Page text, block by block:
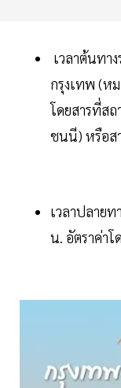
เวลาต้นทา
กรุงเทพ (ห
โดยสารที่ส
ชนนี) หรือส
เวลาปลายท
น. อัตราค่าโ